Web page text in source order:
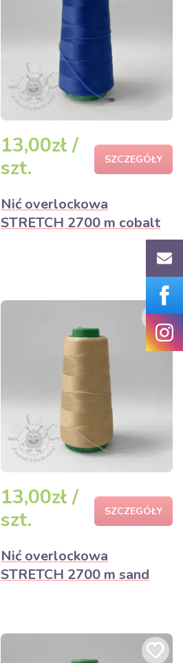
13,00zł /
szt.
SZCZEGÓŁY
Nić overlockowa
STRETCH 2700 m cobalt
13,00zł /
szt.
SZCZEGÓŁY
Nić overlockowa
STRETCH 2700 m sand